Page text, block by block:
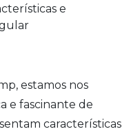
estamos nos
e fascinante de
características